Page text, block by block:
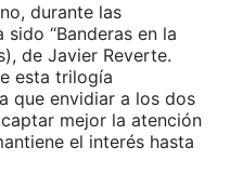
durante las
“Banderas en la
de Javier Reverte.
esta trilogía
que envidiar a los dos
mejor la atención
el interés hasta